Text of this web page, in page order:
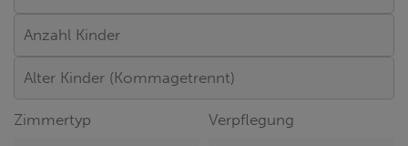
Zimmertyp Verpflegung